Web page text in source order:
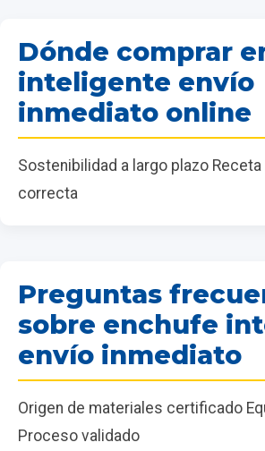
Dónde comprar
inteligente envío
inmediato online
Sostenibilidad a largo plazo
correcta
Preguntas
sobre enchufe
envío inmediato
Origen de materiales certificado
Proceso validado